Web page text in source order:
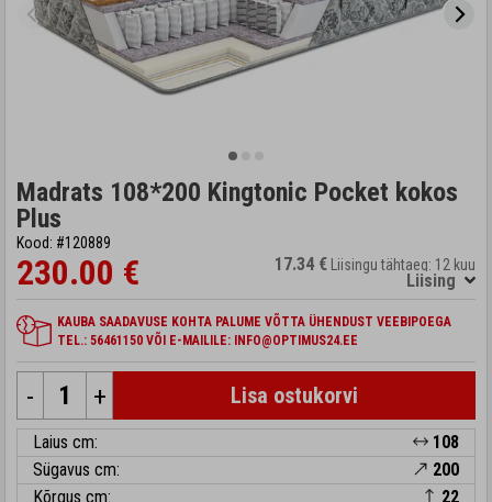
Madrats 108*200 Kingtonic Pocket kokos
Plus
Kood: #120889
230.00 € 17.34 € Liisingu tähtaeg: 12 kuu
Liising
KAUBA SAADAVUSE KOHTA PALUME VÕTTA ÜHENDUST VEEBIPOEGA
TEL.: 56461150 VÕI E-MAILILE: INFO@OPTIMUS24.EE
- + Lisa ostukorvi
Laius cm:
108
Sügavus cm:
200
Kõrgus cm:
22